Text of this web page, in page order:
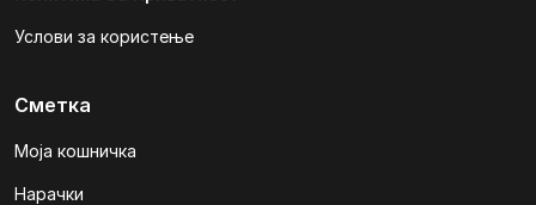
Услови за користење
Сметка
Моја кошничка
Нарачки